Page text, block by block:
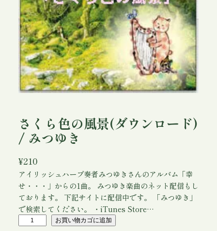
さくら色の風景(ダウンロード)
/ みつゆき
¥210
アイリッシュハープ奏者みつゆきさんのアルバム「幸
せ・・・」からの1曲。 みつゆき楽曲のネット配信もし
ております。 下記サイトに配信中です。 「みつゆき」
で検索してください。 ・iTunes Store…
お買い物カゴに追加